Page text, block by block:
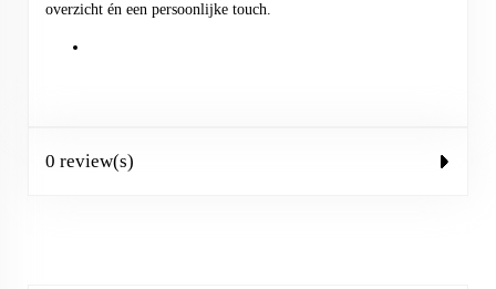
overzicht én een persoonlijke touch.
0 review(s)